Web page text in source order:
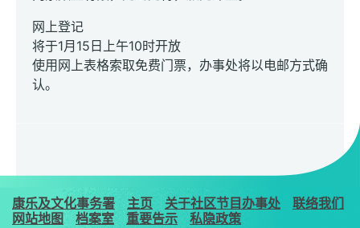
网上登记
将于1月15日上午10时开放
使用网上表格索取免费门票，办事处将以电邮方式确
认。
康乐及文化事务署 主页 关于社区节目办事处
联络我们
网站地图
档案室 重要告示 私隐政策